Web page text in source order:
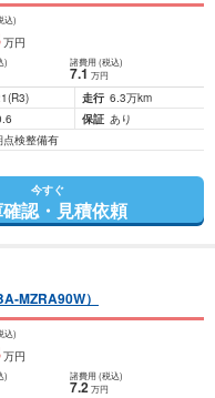
込)
万円
) 諸費用 (税込)
7.1 万円
(R3) 走行 6.3万km
保証 あり
点検整備有
今すぐ
認・見積依頼
MZRA90W）
込)
万円
) 諸費用 (税込)
7.2 万円